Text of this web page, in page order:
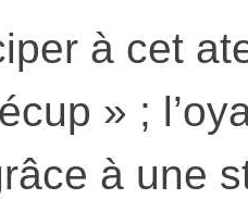
à cet
» ;
à une